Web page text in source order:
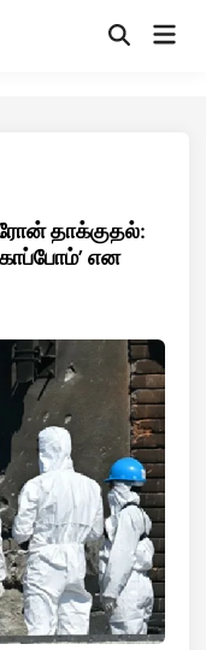
OpenMain
ட்ரோன் தாக்குதல்:
என